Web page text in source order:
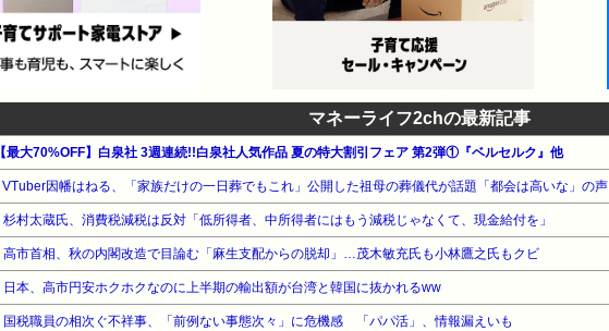
マネーライフ2chの最新記事
【最大70%OFF】白泉社 3週連続!!白泉社人気作品 夏の特大割引フェア 第2弾①『ベルセルク』他
VTuber因幡はねる、「家族だけの一日葬でもこれ」公開した祖母の葬儀代が話題「都会は高いな」の声
杉村太蔵氏、消費税減税は反対「低所得者、中所得者にはもう減税じゃなくて、現金給付を」
高市首相、秋の内閣改造で目論む「麻生支配からの脱却」…茂木敏充氏も小林鷹之氏もクビ
日本、高市円安ホクホクなのに上半期の輸出額が台湾と韓国に抜かれるww
国税職員の相次ぐ不祥事、「前例ない事態次々」に危機感 「パパ活」、情報漏えいも